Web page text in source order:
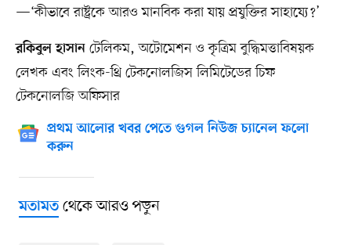
—‘কীভাবে রাষ্ট্রকে আরও মানবিক করা যায় প্রযুক্তির সাহায্যে?’
রকিবুল হাসান টেলিকম, অটোমেশন ও কৃত্রিম বুদ্ধিমত্তাবিষয়ক
লেখক এবং লিংক-থ্রি টেকনোলজিস লিমিটেডের চিফ
টেকনোলজি অফিসার
প্রথম আলোর খবর পেতে গুগল নিউজ চ্যানেল ফলো
করুন
মতামতথেকে আরও পড়ুন